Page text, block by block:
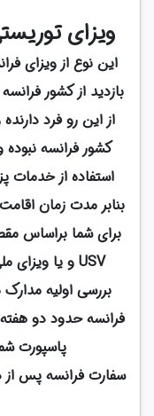
ویزای
این نوع از ویزای
از این رو فرد
کشور فرانسه
استفاده از خدمات
برای‌ شما براساس
USV و یا ویزای ملی (national) نوع C صادر می‌شود.
بررسی اولیه‌
فرانسه حدود دو
پاسپورت
سفارت فرانسه پس